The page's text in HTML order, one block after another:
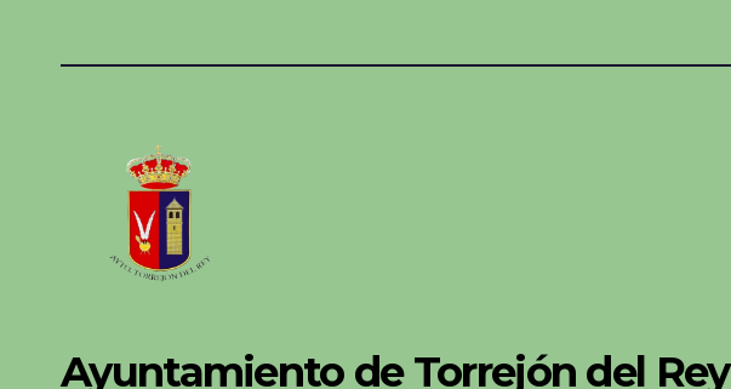
Ayuntamiento de Torrejón del Rey